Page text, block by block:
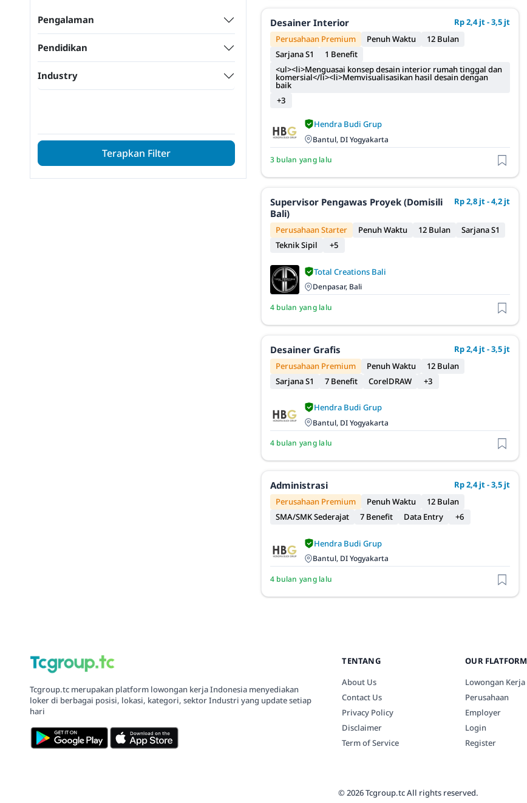
Pengalaman
Pendidikan
Industry
Terapkan Filter
Desainer Interior
Rp 2,4 jt - 3,5 jt
Perusahaan Premium
Penuh Waktu
12 Bulan
Sarjana S1
1 Benefit
<ul><li>Menguasai konsep desain interior rumah tinggal dan
komersial</li><li>Memvisualisasikan hasil desain dengan
baik
+3
Hendra Budi Grup
Bantul, DI Yogyakarta
3 bulan yang lalu
Supervisor Pengawas Proyek (Domisili
Bali)
Rp 2,8 jt - 4,2 jt
Perusahaan Starter Penuh Waktu 12 Bulan
Sarjana S1
Teknik Sipil
+5
Total Creations Bali
Denpasar, Bali
4 bulan yang lalu
Desainer Grafis
Rp 2,4 jt - 3,5 jt
Perusahaan Premium
Penuh Waktu
12 Bulan
Sarjana S1
7 Benefit CorelDRAW +3
Hendra Budi Grup
Bantul, DI Yogyakarta
4 bulan yang lalu
Administrasi
Rp 2,4 jt - 3,5 jt
Perusahaan Premium
Penuh Waktu
12 Bulan
SMA/SMK Sederajat
7 Benefit Data Entry +6
Hendra Budi Grup
Bantul, DI Yogyakarta
4 bulan yang lalu
Tcgroup.tc merupakan platform lowongan kerja Indonesia menyediakan
loker di berbagai posisi, lokasi, kategori, sektor Industri yang update setiap
hari
TENTANG
About Us
Contact Us
Privacy Policy
Disclaimer
Term of Service
OUR FLATFORM
Lowongan Kerja
Perusahaan
Employer
Login
Register
© 2026 Tcgroup.tc All rights reserved.